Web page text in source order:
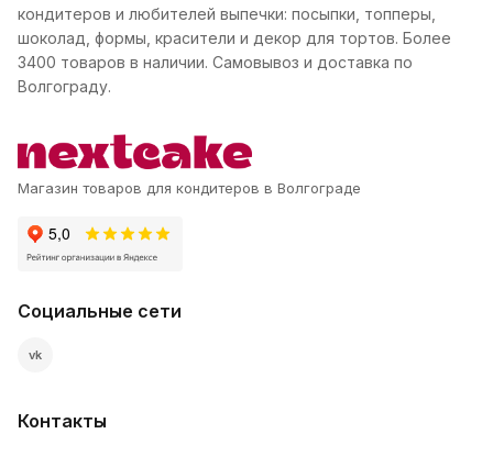
кондитеров и любителей выпечки: посыпки, топперы,
шоколад, формы, красители и декор для тортов. Более
3400 товаров в наличии. Самовывоз и доставка по
Волгограду.
Магазин товаров для кондитеров в Волгограде
Социальные сети
vk
Контакты